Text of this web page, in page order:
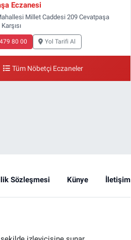
Eczanesi
Millet Caddesi 209 Cevatpaşa
80 00 Yol Tarifi Al
Tüm Nöbetçi Eczaneler
Sözleşmesi Künye İletişim